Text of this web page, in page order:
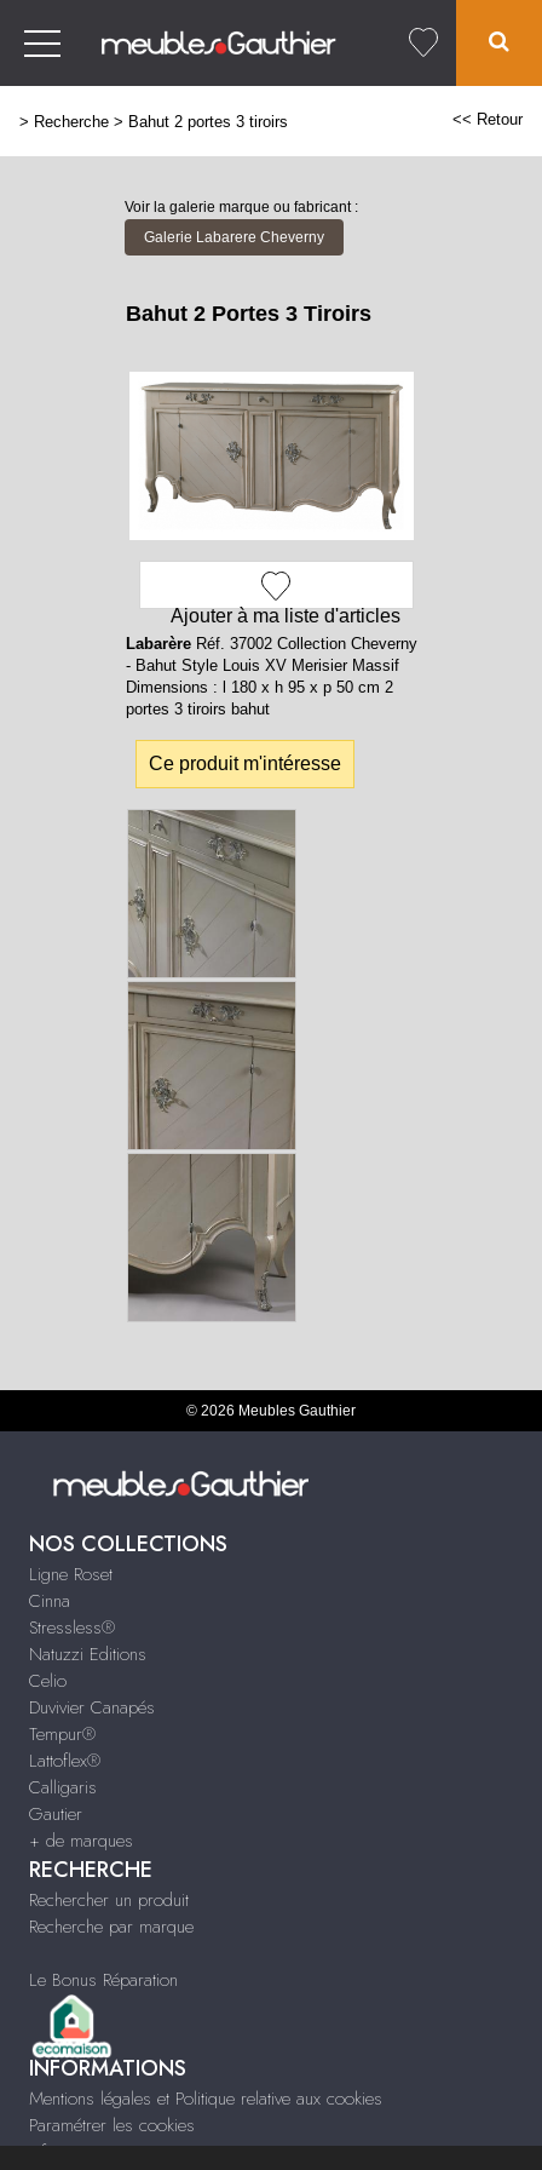
> Recherche > Bahut 2 portes 3 tiroirs << Retour
Voir la galerie marque ou fabricant :
Galerie Labarere Cheverny
Ajouter à ma liste d'articles
Bahut 2 Portes 3 Tiroirs
LabarèreRéf. 37002 Collection Cheverny
- Bahut Style Louis XV Merisier Massif
Dimensions : l 180 x h 95 x p 50 cm 2
portes 3 tiroirs bahut
Ce produit m'intéresse
© 2026 Meubles Gauthier
NOS COLLECTIONS
Ligne Roset
Cinna
Stressless®
Natuzzi Editions
Celio
Duvivier Canapés
Tempur®
Lattoflex®
Calligaris
Gautier
+ de marques
RECHERCHE
Rechercher un produit
Recherche par marque
Le Bonus Réparation
INFORMATIONS
Mentions légales et Politique relative aux cookies
Paramétrer les cookies
Infos & Contact